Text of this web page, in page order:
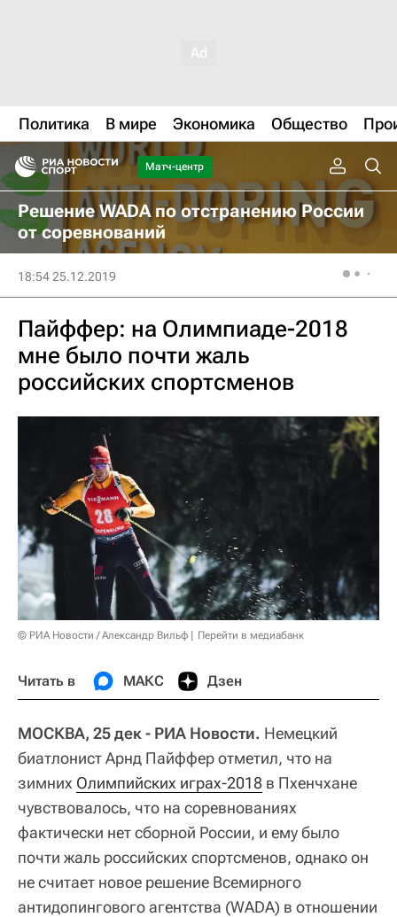
Политика В мире Экономика Общество
Матч-центр
Решение WADA по отстранению России
от соревнований
18:54 25.12.2019
Пайффер: на Олимпиаде-2018
мне было почти жаль
российских спортсменов
© РИА Новости / Александр Вильф Перейти в медиабанк
Читать в МАКС Дзен
МОСКВА, 25 дек - РИА Новости. Немецкий
биатлонист Арнд Пайффер отметил, что на
зимних Олимпийских играх-2018 в Пхенчхане
чувствовалось, что на соревнованиях
фактически нет сборной России, и ему было
почти жаль российских спортсменов, однако он
не считает новое решение Всемирного
антидопингового агентства (WADA) в отношении